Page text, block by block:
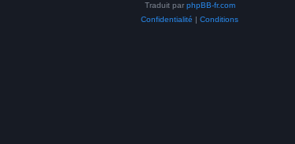
Traduit par phpBB-fr.com
Confidentialité | Conditions